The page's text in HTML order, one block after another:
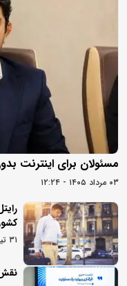
مسئولان برای اینترنت
۰۳ مرداد ۱۴۰۵ - ۱۲:۲۴
۳۱ تیر ۱۴۰۵ - ۱۴:۴۸